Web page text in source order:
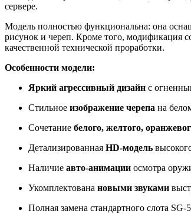
сервере.
Модель полностью функциональна: она
рисунок и череп. Кроме того, модификация
качественной технической проработки.
Особенности модели:
Яркий агрессивный дизайн с
Стильное изображение черепа на
Сочетание белого, желтого,
Детализированная HD-модель
Наличие авто-анимации осмотра
Укомплектована новыми звуками
Полная замена стандартного слота SG-